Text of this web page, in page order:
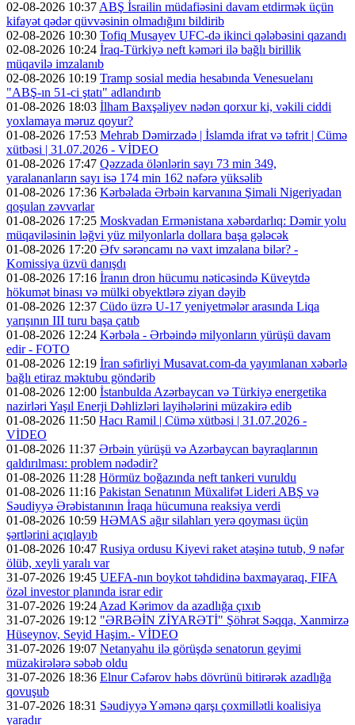
02-08-2026 10:37ABŞ İsrailin müdafiəsini davam etdirmək üçün
kifayət qədər qüvvəsinin olmadığını bildirib
02-08-2026 10:30 Tofiq Musayev UFC-də ikinci qələbəsini qazandı
02-08-2026 10:24 İraq-Türkiyə neft kəməri ilə bağlı birillik
müqavilə imzalanıb
02-08-2026 10:19 Tramp sosial media hesabında Venesuelanı
"ABŞ-ın 51-ci ştatı" adlandırıb
01-08-2026 18:03 İlham Baxşəliyev nədən qorxur ki, vəkili ciddi
yoxlamaya məruz qoyur?
01-08-2026 17:53 Mehrab Dəmirzadə | İslamda ifrat və təfrit | Cümə
xütbəsi | 31.07.2026 - VİDEO
01-08-2026 17:47 Qəzzada ölənlərin sayı 73 min 349,
yaralananların sayı isə 174 min 162 nəfərə yüksəlib
01-08-2026 17:36 Kərbəlada Ərbəin karvanına Şimali Nigeriyadan
qoşulan zəvvarlar
01-08-2026 17:25 Moskvadan Ermənistana xəbərdarlıq: Dəmir yolu
müqaviləsinin ləğvi yüz milyonlarla dollara başa gələcək
01-08-2026 17:20 Əfv sərəncamı nə vaxt imzalana bilər? -
Komissiya üzvü danışdı
01-08-2026 17:16 İranın dron hücumu nəticəsində Küveytdə
hökumət binası və mülki obyektlərə ziyan dəyib
01-08-2026 12:37 Cüdo üzrə U-17 yeniyetmələr arasında Liqa
yarışının III turu başa çatıb
01-08-2026 12:24 Kərbəla - Ərbəində milyonların yürüşü davam
edir - FOTO
01-08-2026 12:19 İran səfirliyi Musavat.com-da yayımlanan xəbərlə
bağlı etiraz məktubu göndərib
01-08-2026 12:00 İstanbulda Azərbaycan və Türkiyə energetika
nazirləri Yaşıl Enerji Dəhlizləri layihələrini müzakirə edib
01-08-2026 11:50 Hacı Ramil | Cümə xütbəsi | 31.07.2026 -
VİDEO
01-08-2026 11:37 Ərbəin yürüşü və Azərbaycan bayraqlarının
qaldırılması: problem nədədir?
01-08-2026 11:28 Hörmüz boğazında neft tankeri vuruldu
01-08-2026 11:16 Pakistan Senatının Müxalifət Lideri ABŞ və
Səudiyyə Ərəbistanının İraqa hücumuna reaksiya verdi
01-08-2026 10:59 HƏMAS ağır silahları yerə qoyması üçün
şərtlərini açıqlayıb
01-08-2026 10:47 Rusiya ordusu Kiyevi raket atəşinə tutub, 9 nəfər
ölüb, xeyli yaralı var
31-07-2026 19:45 UEFA-nın boykot təhdidinə baxmayaraq, FIFA
özəl investor planında israr edir
31-07-2026 19:24Azad Kərimov da azadlığa çıxıb
31-07-2026 19:12 "ƏRBƏİN ZİYARƏTİ" Şöhrət Səqqa, Xanmirzə
Hüseynov, Seyid Haşim.- VİDEO
31-07-2026 19:07 Netanyahu ilə görüşdə senatorun geyimi
müzakirələrə səbəb oldu
31-07-2026 18:36 Elnur Cəfərov həbs dövrünü bitirərək azadlığa
qovuşub
31-07-2026 18:31 Səudiyyə Yəmənə qarşı çoxmillətli koalisiya
yaradır